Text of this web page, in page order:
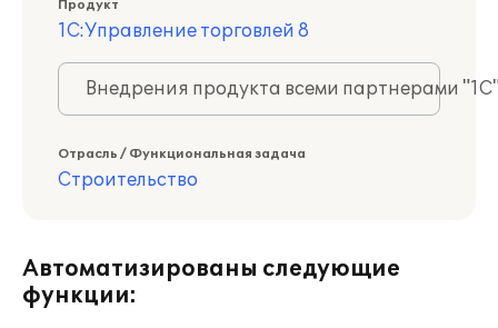
Продукт
1С:Управление торговлей 8
Внедрения продукта всеми партнерами
Отрасль / Функциональная задача
Строительство
Автоматизированы следующие
функции: